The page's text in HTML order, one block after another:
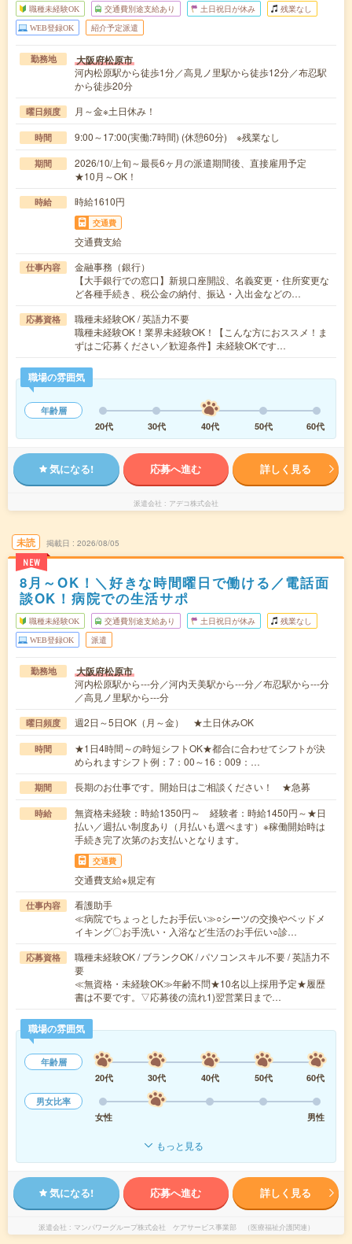
職種未経験OK 交通費別途支給あり 土日祝日が休み 残業なし
WEB登録OK 紹介予定派遣
勤務地 大阪府松原市
河内松原駅から徒歩1分／高見ノ里駅から徒歩12分／布忍駅
から徒歩20分
曜日頻度 月～金※土日休み！
時間 9:00～17:00(実働:7時間) (休憩60分) ※残業なし
期間
2026/10/上旬～最長6ヶ月の派遣期間後、直接雇用予定
★10月～OK！
時給 時給1610円
交通費
交通費支給
仕事内容
金融事務（銀行）
【大手銀行での窓口】新規口座開設、名義変更・住所変更な
ど各種手続き、税公金の納付、振込・入出金などの…
応募資格
職種未経験OK / 英語力不要
職種未経験OK！業界未経験OK！【こんな方におススメ！ま
ずはご応募ください／歓迎条件】未経験OKです…
職場の雰囲気
年齢層
20代
30代 40代 50代 60代
気になる! 応募へ進む 詳しく見る
派遣会社 アデコ株式会社
未読
NEW
掲載日 2026/08/05
8月～OK！＼好きな時間曜日で働ける／電話面
談OK！病院での生活サポ
職種未経験OK 交通費別途支給あり 土日祝日が休み 残業なし
WEB登録OK 派遣
勤務地 大阪府松原市
河内松原駅から---分／河内天美駅から---分／布忍駅から---分
／高見ノ里駅から---分
曜日頻度 週2日～5日OK（月～金） ★土日休みOK
時間
★1日4時間～の時短シフトOK★都合に合わせてシフトが決
められますシフト例：7：00～16：009：…
期間 長期のお仕事です。開始日はご相談ください！ ★急募
時給
無資格未経験：時給1350円～ 経験者：時給1450円～★日
払い／週払い制度あり（月払いも選べます）※稼働開始時は
手続き完了次第のお支払いとなります。
交通費
交通費支給※規定有
仕事内容
看護助手
≪病院でちょっとしたお手伝い≫○シーツの交換やベッドメ
イキング〇お手洗い・入浴など生活のお手伝い○診…
応募資格
職種未経験OK / ブランクOK / パソコンスキル不要 / 英語力不
要
≪無資格・未経験OK≫年齢不問★10名以上採用予定★履歴
書は不要です。▽応募後の流れ1)翌営業日まで…
職場の雰囲気
年齢層
20代
30代 40代 50代
60代
男女比率
女性
男性
もっと見る
気になる! 応募へ進む 詳しく見る
派遣会社 マンパワーグループ株式会社 ケアサービス事業部 （医療福祉介護関連）